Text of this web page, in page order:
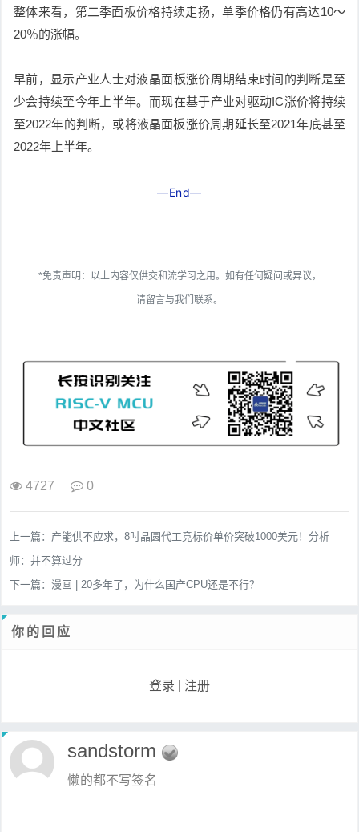
整体来看，第二季面板价格持续走扬，单季价格仍有高达10～
20％的涨幅。
早前，显示产业人士对液晶面板涨价周期结束时间的判断是至
少会持续至今年上半年。而现在基于产业对驱动IC涨价将持续
至2022年的判断，或将液晶面板涨价周期延长至2021年底甚至
2022年上半年。
—End—
*免责声明：以上内容仅供交和流学习之用。如有任何疑问或异议，
请留言与我们联系。
4727 0
上一篇： 产能供不应求，8吋晶圆代工竞标价单价突破1000美元！分析
师：并不算过分
下一篇： 漫画 | 20多年了，为什么国产CPU还是不行？
你的回应
登录 注册
sandstorm
懒的都不写签名